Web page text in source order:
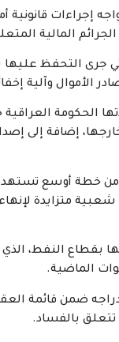
إجراءات قانونية
المالية
جرى التحفظ عليها
الأموال وآلية
الحكومة
إضافة إلى
من خطة أوسع
متزايدة لإنهاء
بقطاع النفط، الذي
الماضية.
ضمن قائمة
تتعلق بالفساد.